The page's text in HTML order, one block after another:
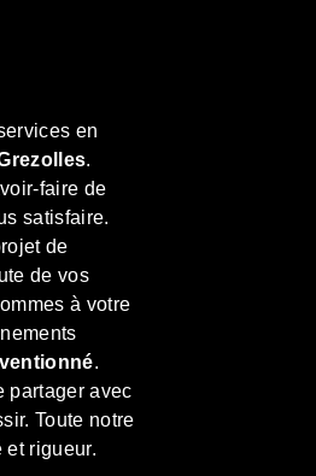
en
.
faire de
satisfaire.
de
de vos
à votre
.
partager avec
Toute notre
rigueur.